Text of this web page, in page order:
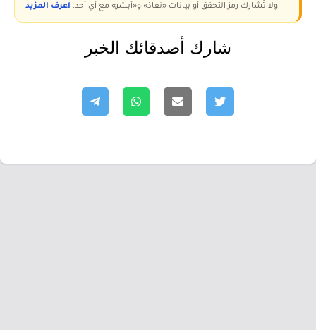
ولا تُشارك رمز التحقق أو بيانات «نفاذ» و«أبشر» مع أي أحد. اعرف المزيد
شارك أصدقائك الخبر